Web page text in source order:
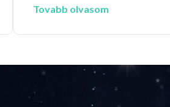
Tovabb olvasom